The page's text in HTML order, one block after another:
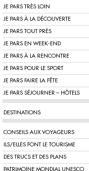
JE PARS TRÈS LOIN
JE PARS À LA DÉCOUVERTE
JE PARS TOUT PRÈS
JE PARS EN WEEK-END
JE PARS À LA RENCONTRE
JE PARS POUR LE SPORT
JE PARS FAIRE LA FÊTE
JE PARS SÉJOURNER – HÔTELS
DESTINATIONS
CONSEILS AUX VOYAGEURS
ILS/ELLES FONT LE TOURISME
DES TRUCS ET DES PLANS
PATRIMOINE MONDIAL UNESCO